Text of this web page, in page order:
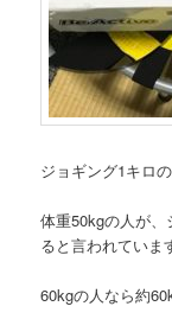
ジョギング1キロ
体重50kgの人が
ると言われていま
60kgの人なら約